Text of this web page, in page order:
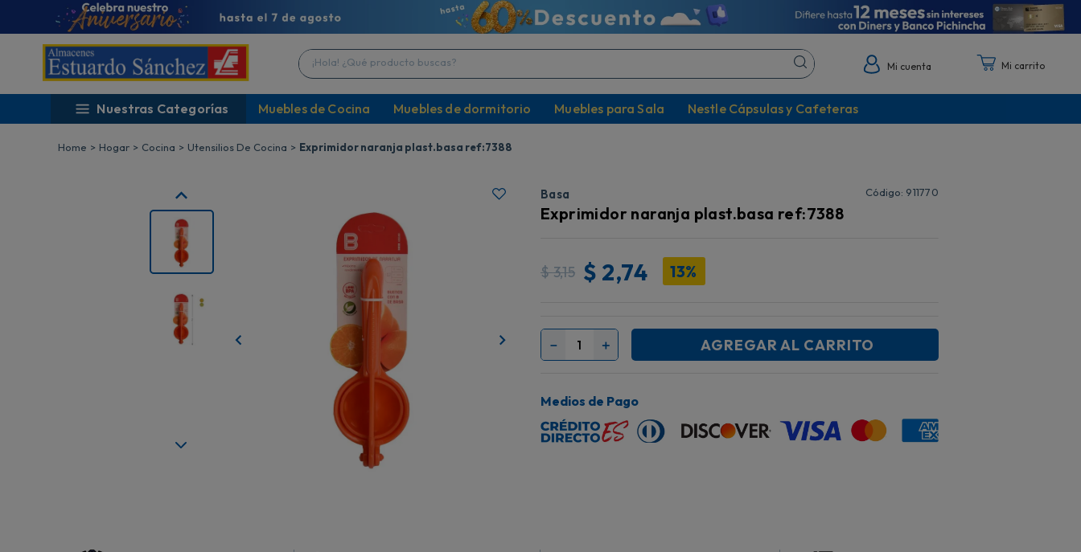
¡Hola! ¿Qué producto buscas?
Mi cuenta
Nuestras Categorías Muebles de Cocina Muebles de dormitorio Muebles para Sala Nestle Cápsulas y Cafeteras
Hogar Cocina Utensilios De Cocina Exprimidor naranja plast.basa ref:7388
Basa : 911770
Exprimidor naranja plast.basa ref:7388
$3,15 $ 2,74 13%
＋
－ AGREGAR AL CARRITO
Medios de Pago